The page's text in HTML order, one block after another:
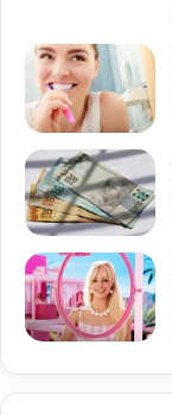
limpa. Veja como
Para
interior da
nesse caso
Mesmo que
melhor
Já no caso
amaciante, o
lavá-los no
Já na parte